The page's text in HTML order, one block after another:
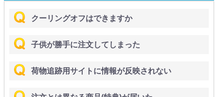
クーリングオフはできますか
子供が勝手に注文してしまった
荷物追跡用サイトに情報が反映されない